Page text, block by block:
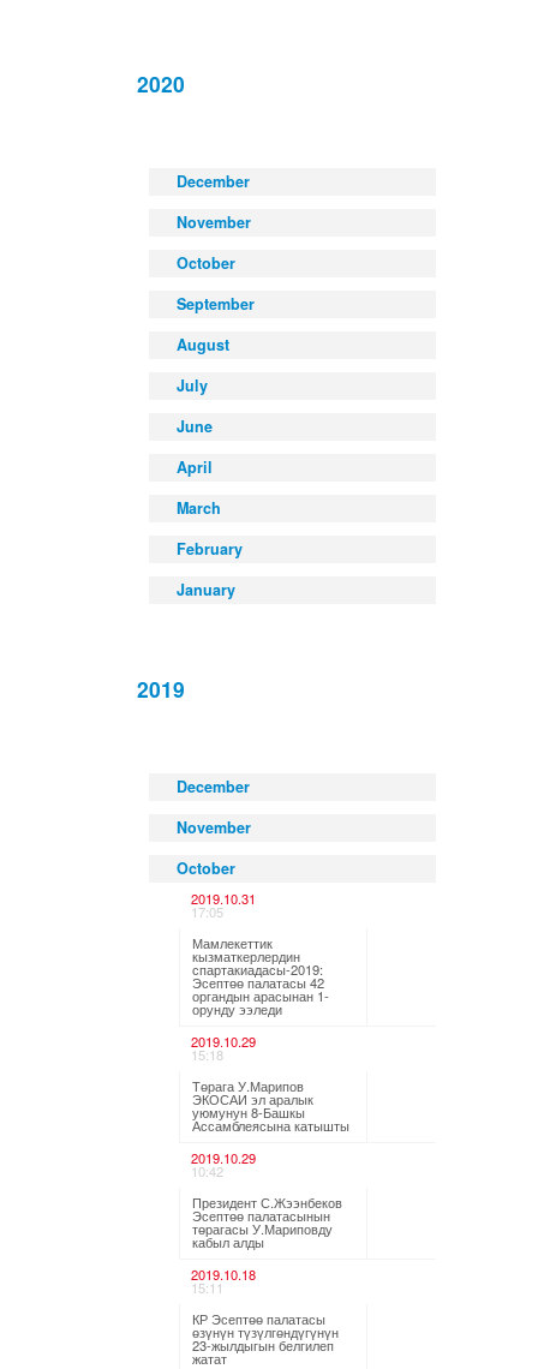
2020
December
November
October
September
August
July
June
April
March
February
January
2019
December
November
October
2019.10.31
17:05
Мамлекеттик
кызматкерлердин
спартакиадасы-2019:
Эсептөө палатасы 42
органдын арасынан 1-
орунду ээледи
2019.10.29
15:18
Төрага У.Марипов
ЭКОСАИ эл аралык
уюмунун 8-Башкы
Ассамблеясына катышты
2019.10.29
10:42
Президент С.Жээнбеков
Эсептөө палатасынын
төрагасы У.Мариповду
кабыл алды
2019.10.18
15:11
КР Эсептөө палатасы
өзүнүн түзүлгөндүгүнүн
23-жылдыгын белгилеп
жатат